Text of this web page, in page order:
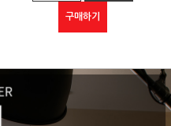
구매하기